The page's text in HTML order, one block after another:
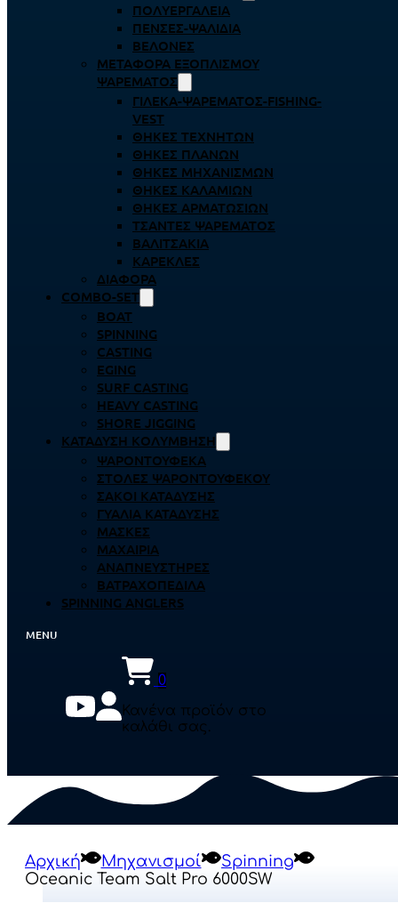
ΠΟΛΥΕΡΓΑΛΕΊΑ
ΠΈΝΣΕΣ-ΨΑΛΊΔΙΑ
ΒΕΛΌΝΕΣ
ΜΕΤΑΦΟΡΆ ΕΞΟΠΛΙΣΜΟΎ
ΨΑΡΈΜΑΤΟΣ
ΓΙΛΈΚΑ-ΨΑΡΈΜΑΤΟΣ-FISHING-
VEST
ΘΉΚΕΣ ΤΕΧΝΗΤΏΝ
ΘΉΚΕΣ ΠΛΆΝΩΝ
ΘΉΚΕΣ ΜΗΧΑΝΙΣΜΏΝ
ΘΉΚΕΣ ΚΑΛΑΜΙΏΝ
ΘΉΚΕΣ ΑΡΜΑΤΩΣΙΏΝ
ΤΣΆΝΤΕΣ ΨΑΡΈΜΑΤΟΣ
ΒΑΛΙΤΣΆΚΙΑ
ΚΑΡΈΚΛΕΣ
ΔΙΆΦΟΡΑ
COMBO-SET
BOAT
SPINNING
CASTING
EGING
SURF CASTING
HEAVY CASTING
SHORE JIGGING
ΚΑΤΆΔΥΣΗ ΚΟΛΎΜΒΗΣΗ
ΨΑΡΟΝΤΟΎΦΕΚΑ
ΣΤΟΛΈΣ ΨΑΡΟΝΤΟΎΦΕΚΟΥ
ΣΆΚΟΙ ΚΑΤΆΔΥΣΗΣ
ΓΥΑΛΙΆ ΚΑΤΆΔΥΣΗΣ
ΜΆΣΚΕΣ
ΜΑΧΑΊΡΙΑ
ΑΝΑΠΝΕΥΣΤΉΡΕΣ
ΒΑΤΡΑΧΟΠΈΔΙΛΑ
SPINNING ANGLERS
0
Κανένα προϊόν στο
καλάθι σας.
Αρχική Μηχανισμοί
Spinning
Oceanic Team Salt Pro 6000SW